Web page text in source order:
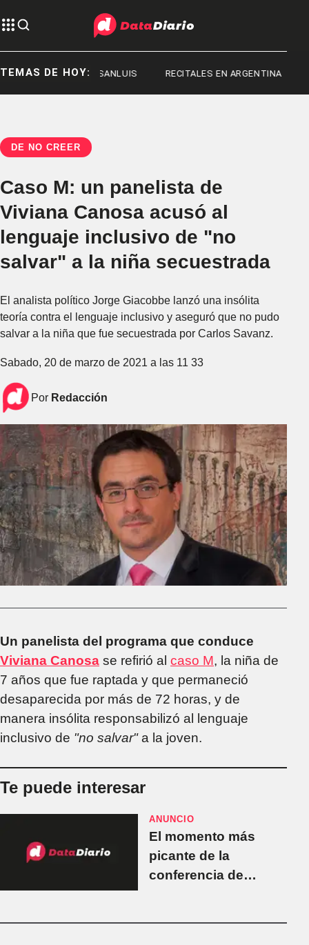
TEMAS DE HOY:
SANLUIS SANLUIS RECITALES EN ARGENTINA
DE NO CREER
Caso M: un panelista de
Viviana Canosa acusó al
lenguaje inclusivo de "no
salvar" a la niña secuestrada
El analista político Jorge Giacobbe lanzó una insólita
teoría contra el lenguaje inclusivo y aseguró que no pudo
salvar a la niña que fue secuestrada por Carlos Savanz.
Sabado, 20 de marzo de 2021 a las 11 33
Por Redacción
Un panelista del programa que conduce
Viviana Canosa se refirió al caso M, la niña de
7 años que fue raptada y que permaneció
desaparecida por más de 72 horas, y de
manera insólita responsabilizó al lenguaje
inclusivo de "no salvar"a la joven.
Te puede interesar
ANUNCIO
El momento más
picante de la
conferencia de